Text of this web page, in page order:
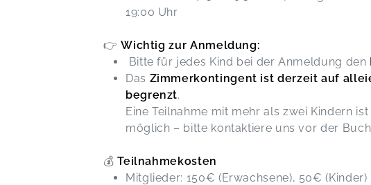
19:00 Uhr
👉Wichtig zur Anmeldung:
Bitte für jedes Kind bei der Anmeldung den
Das Zimmerkontingent ist derzeit auf
begrenzt.
Eine Teilnahme mit mehr als zwei Kindern ist
möglich – bitte kontaktiere uns vor der
💰Teilnahmekosten
Mitglieder: 150€ (Erwachsene), 50€